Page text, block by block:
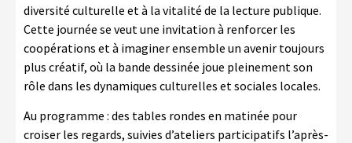
diversité culturelle et à la vitalité de la lecture publique.
Cette journée se veut une invitation à renforcer les
coopérations et à imaginer ensemble un avenir toujours
plus créatif, où la bande dessinée joue pleinement son
rôle dans les dynamiques culturelles et sociales locales.
Au programme : des tables rondes en matinée pour
croiser les regards, suivies d’ateliers participatifs l’après-